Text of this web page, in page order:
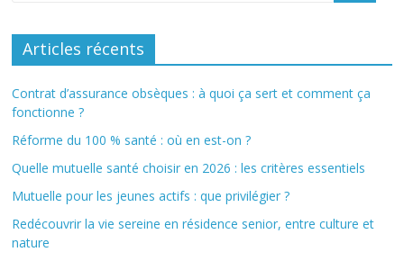
Articles récents
Contrat d’assurance obsèques : à quoi ça sert et comment ça
fonctionne ?
Réforme du 100 % santé : où en est-on ?
Quelle mutuelle santé choisir en 2026 : les critères essentiels
Mutuelle pour les jeunes actifs : que privilégier ?
Redécouvrir la vie sereine en résidence senior, entre culture et
nature